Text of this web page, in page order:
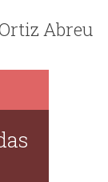
Abreu